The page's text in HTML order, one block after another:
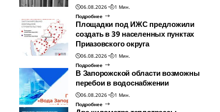
06.08.2026
1 Мин.
Подробнее
Площадки под ИЖС предложили
создать в 39 населенных пунктах
Приазовского округа
06.08.2026
1 Мин.
Подробнее
В Запорожской области возможны
перебои в водоснабжении
06.08.2026
1 Мин.
Подробнее